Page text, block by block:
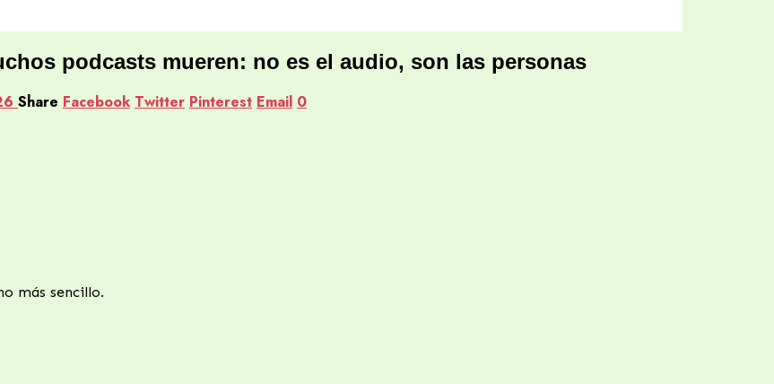
podcasts mueren: no es el audio, son las personas
Share Facebook Twitter Pinterest Email 0
más sencillo.